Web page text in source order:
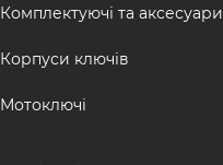
Комплектуючі та аксесуари
Корпуси ключів
Мотоключі